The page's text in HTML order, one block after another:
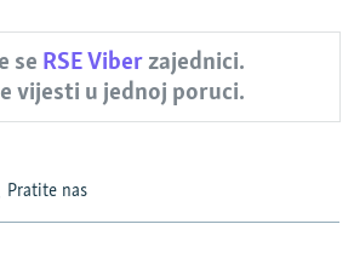
se RSE Viberzajednici.
vijesti u jednoj poruci.
Pratite nas